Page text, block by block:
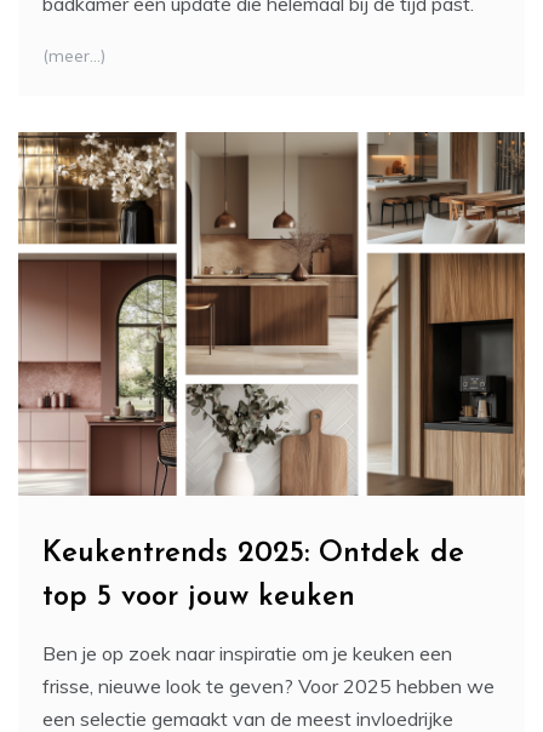
(meer…)
Keukentrends 2025: Ontdek de
top 5 voor jouw keuken
Ben je op zoek naar inspiratie om je keuken een
frisse, nieuwe look te geven? Voor 2025 hebben we
een selectie gemaakt van de meest invloedrijke